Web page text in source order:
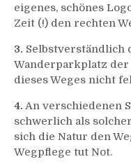
eigenes, schönes
Zeit (!) den rechten
3. Selbstverständlich
Wanderparkplatz
dieses Weges nicht
4. An verschiedenen
schwerlich als
sich die Natur den
Wegpflege tut Not.